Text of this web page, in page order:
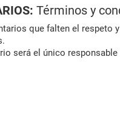
Términos y
que falten el respeto
será el único